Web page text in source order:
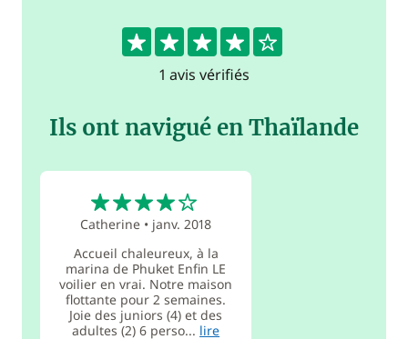
4
1 avis vérifiés
Ils ont navigué en Thaïlande
Catherine • janv. 2018
Accueil chaleureux, à la
marina de Phuket Enfin LE
voilier en vrai. Notre maison
flottante pour 2 semaines.
Joie des juniors (4) et des
adultes (2) 6 perso... lire